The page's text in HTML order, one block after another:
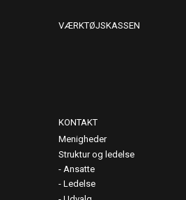
VÆRKTØJSKASSEN
KONTAKT
Menigheder
Struktur og ledelse
Ansatte
Ledelse